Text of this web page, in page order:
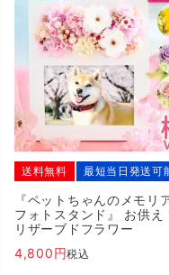
送料無料 最短当日発送可
『ペットちゃんのメモリ
フォトスタンド』 お供え
リザーブドフラワー
4,800
税込